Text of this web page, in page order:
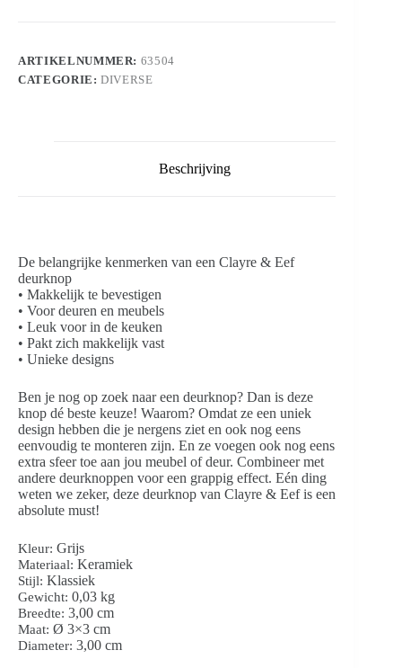
ARTIKELNUMMER: 63504
CATEGORIE:DIVERSE
Beschrijving
De belangrijke kenmerken van een Clayre & Eef
deurknop
• Makkelijk te bevestigen
• Voor deuren en meubels
• Leuk voor in de keuken
• Pakt zich makkelijk vast
• Unieke designs
Ben je nog op zoek naar een deurknop? Dan is deze
knop dé beste keuze! Waarom? Omdat ze een uniek
design hebben die je nergens ziet en ook nog eens
eenvoudig te monteren zijn. En ze voegen ook nog eens
extra sfeer toe aan jou meubel of deur. Combineer met
andere deurknoppen voor een grappig effect. Eén ding
weten we zeker, deze deurknop van Clayre & Eef is een
absolute must!
Kleur: Grijs
Materiaal: Keramiek
Stijl: Klassiek
Gewicht: 0,03 kg
Breedte: 3,00 cm
Maat: Ø 3×3 cm
Diameter: 3,00 cm